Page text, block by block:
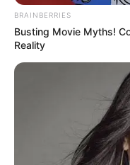
BRAINBERRIES
Busting Movie Myths!
Reality